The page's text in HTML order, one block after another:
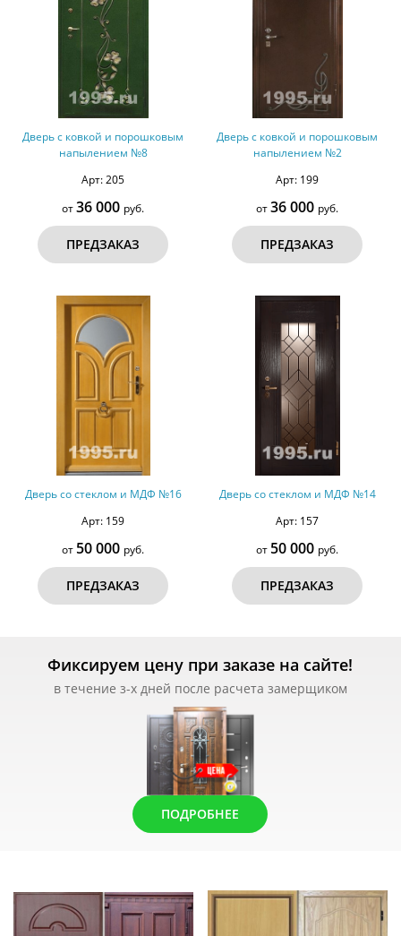
Дверь с ковкой и порошковым
напылением №8
Арт: 205
от36 000 руб.
ПРЕДЗАКАЗ
Дверь с ковкой и порошковым
напылением №2
Арт: 199
от36 000 руб.
ПРЕДЗАКАЗ
Дверь со стеклом и МДФ №16
Арт: 159
от 50 000 руб.
ПРЕДЗАКАЗ
Дверь со стеклом и МДФ №14
Арт: 157
от 50 000 руб.
ПРЕДЗАКАЗ
Фиксируем цену при заказе на сайте!
в течение з-х дней после расчета замерщиком
ПОДРОБНЕЕ